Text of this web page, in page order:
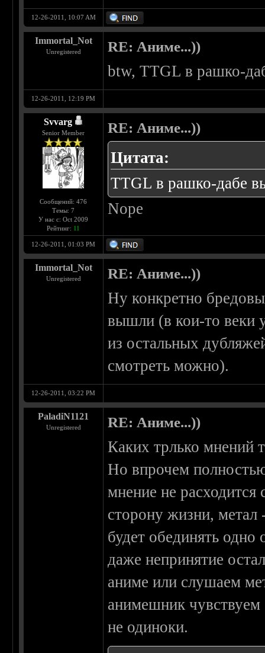
12-26-2011, 10:07 AM
Immortal_Not
Unregistered RE: Аниме...))
btw, TTGL в рашко-
12-26-2011, 12:19 PM
Svvarg
Senior Member
Сообщений: 476
Темы: 7
У нас с: Oct 2009
Рейтинг: 11
RE: Аниме...))
Цитата:
TTGL в рашко-дабе
Nope
12-26-2011, 01:03 PM
Immortal_Not
Unregistered RE: Аниме...))
Ну конкретно
вышли (в кои-то веки
из остальных
смотреть можно).
12-26-2011, 03:22 PM
PaladiN1121
Unregistered RE: Аниме...))
Каких трлько мнений
Но впрочем
мнение не
сторону жизни,
будет обединять
даже непринятие
аниме или слушаем
анимешник
не одиноки.